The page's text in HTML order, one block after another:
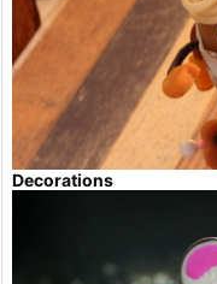
Decorations